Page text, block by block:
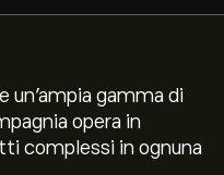
un'ampia gamma di
opera in
complessi in ognuna